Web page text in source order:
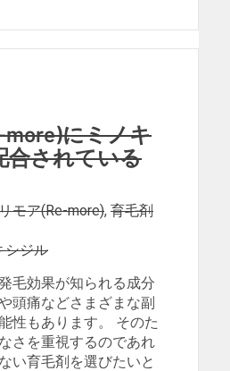
にミノキ
合されている
モア(Re-more), 育毛剤
シジル
毛効果が知られる成分
頭痛などさまざまな副
性もあります。 そのた
さを重視するのであれ
い育毛剤を選びたいと